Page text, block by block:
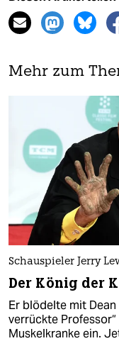
Mehr zum
Schauspieler Jerry
Der König der
Er blödelte mit
verrückte
Muskelkranke ein.